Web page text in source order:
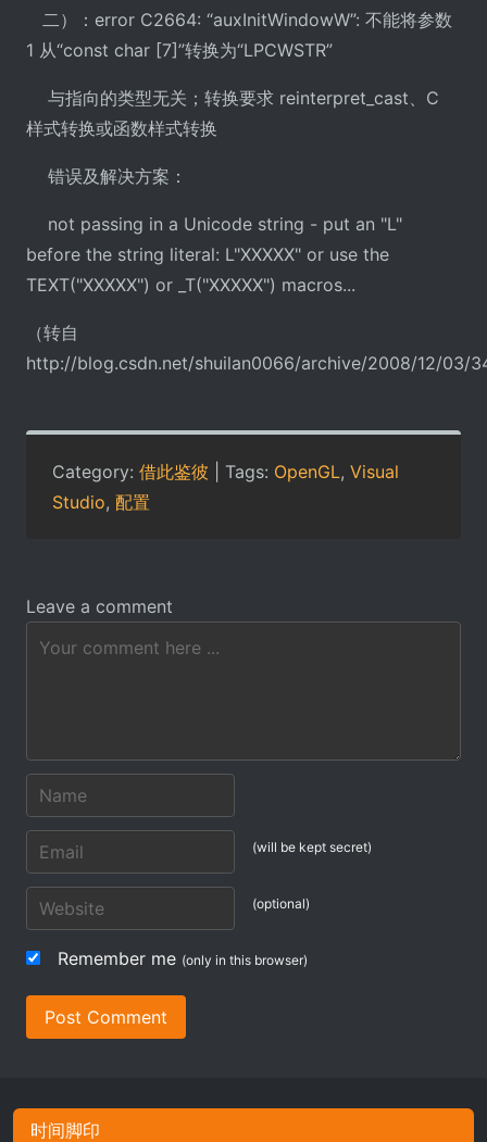
二）：error C2664: “auxInitWindowW”: 不能将参数
1 从“const char [7]”转换为“LPCWSTR”
与指向的类型无关；转换要求 reinterpret_cast、C
样式转换或函数样式转换
错误及解决方案：
not passing in a Unicode string - put an "L"
before the string literal: L"XXXXX" or use the
TEXT("XXXXX") or _T("XXXXX") macros...
（转自
http://blog.csdn.net/shuilan0066/archive/2008/12/03/
Category: 借此鉴彼 | Tags: OpenGL, Visual
Studio, 配置
Leave a comment
(will be kept secret)
(optional)
Remember me (only in this browser)
Post Comment
时间脚印